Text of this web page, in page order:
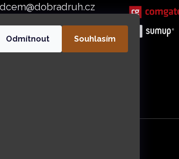
Odmítnout Souhlasím
@dobradruh.cz